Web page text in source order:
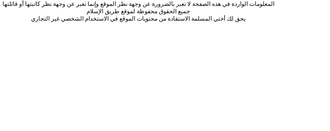
المعلومات الواردة في هذه الصفحة لا تعبر بالضرورة عن وجهة نظر الموقع وإنما تعبر عن وجهة نظر كاتبتها أو قائلتها
جميع الحقوق محفوظة لموقع طريق الإسلام
يحق لك أختي المسلمة الاستفادة من محتويات الموقع في الاستخدام الشخصي غير التجاري